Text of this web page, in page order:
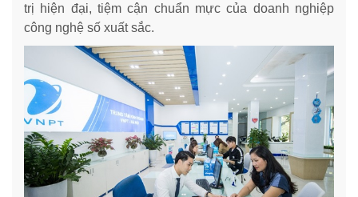
trị hiện đại, tiệm cận chuẩn mực của doanh nghiệp
công nghệ số xuất sắc.